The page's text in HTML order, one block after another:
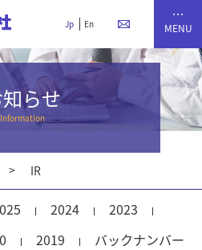
Jp En
らせ
Information
IR
2024
2023
2019 バックナンバー